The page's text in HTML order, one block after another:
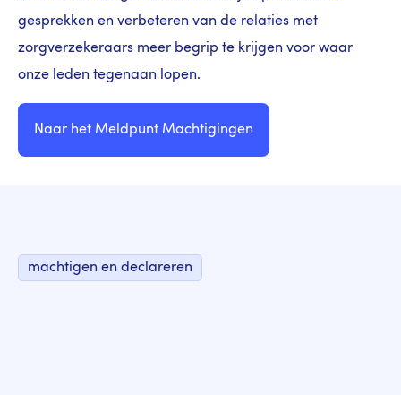
gesprekken en verbeteren van de relaties met
zorgverzekeraars meer begrip te krijgen voor waar
onze leden tegenaan lopen.
Naar het Meldpunt Machtigingen
machtigen en declareren